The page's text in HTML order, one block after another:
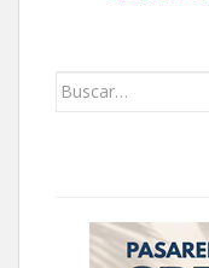
Buscar: